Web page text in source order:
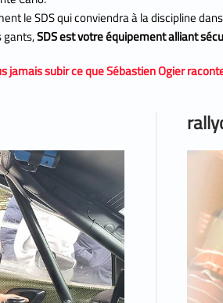
le SDS qui conviendra à la discipline
gants,SDS est votre équipement alliant
jamais subir ce que Sébastien Ogier